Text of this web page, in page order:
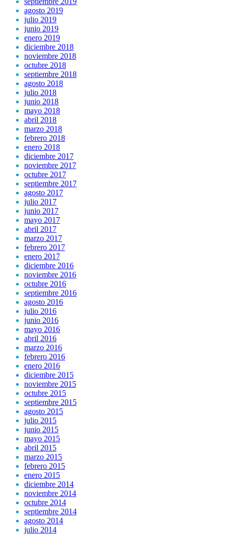
agosto 2019
julio 2019
junio 2019
enero 2019
diciembre 2018
noviembre 2018
octubre 2018
septiembre 2018
agosto 2018
julio 2018
junio 2018
mayo 2018
abril 2018
marzo 2018
febrero 2018
enero 2018
diciembre 2017
noviembre 2017
octubre 2017
septiembre 2017
agosto 2017
julio 2017
junio 2017
mayo 2017
abril 2017
marzo 2017
febrero 2017
enero 2017
diciembre 2016
noviembre 2016
octubre 2016
septiembre 2016
agosto 2016
julio 2016
junio 2016
mayo 2016
abril 2016
marzo 2016
febrero 2016
enero 2016
diciembre 2015
noviembre 2015
octubre 2015
septiembre 2015
agosto 2015
julio 2015
junio 2015
mayo 2015
abril 2015
marzo 2015
febrero 2015
enero 2015
diciembre 2014
noviembre 2014
octubre 2014
septiembre 2014
agosto 2014
julio 2014